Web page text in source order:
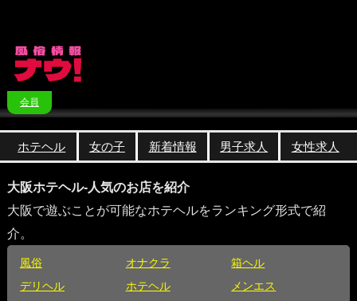
会員
ホテヘル 女の子 新着情報 男子求人 女性求人
大阪ホテヘル-人気のお店を紹介
大阪で遊ぶことが可能なホテヘルをランキング形式で紹
介。
風俗 オナクラ
箱ヘル
デリヘル
ホテヘル
メンエス